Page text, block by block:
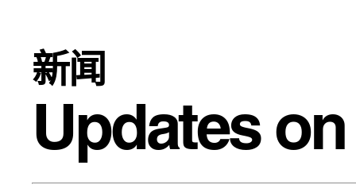
新闻
Updates